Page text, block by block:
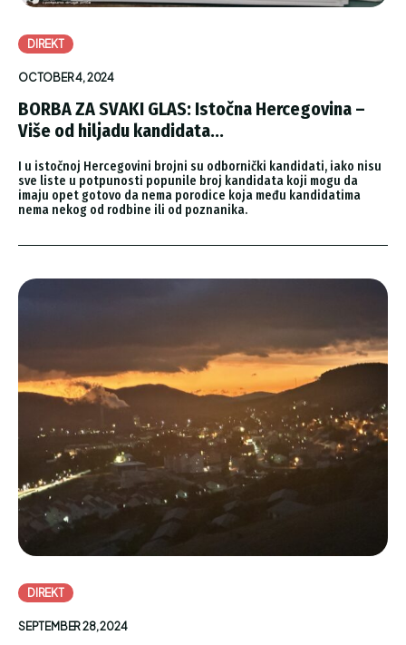
DIREKT
OCTOBER 4, 2024
BORBA ZA SVAKI GLAS: Istočna Hercegovina –
Više od hiljadu kandidata...
I u istočnoj Hercegovini brojni su odbornički kandidati, iako nisu
sve liste u potpunosti popunile broj kandidata koji mogu da
imaju opet gotovo da nema porodice koja među kandidatima
nema nekog od rodbine ili od poznanika.
DIREKT
SEPTEMBER 28, 2024